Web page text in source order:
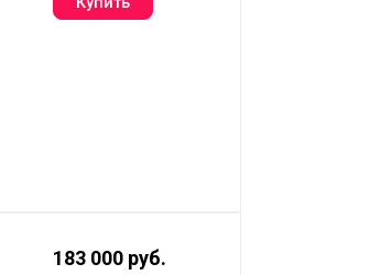
183 000 руб.